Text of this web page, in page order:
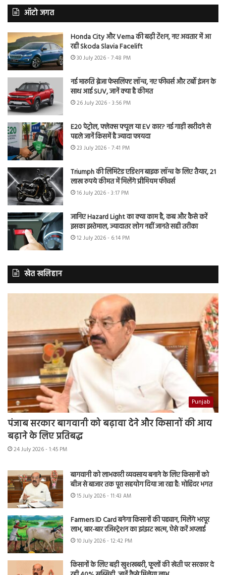
ऑटो जगत
Honda City और Verna की बढ़ी टेंशन, नए अवतार में आ
रही Skoda Slavia Facelift
30 July 2026 - 7:48 PM
नई मारुति ब्रेजा फेसलिफ्ट लॉन्च, नए फीचर्स और टर्बो इंजन के
साथ आई SUV, जानें क्या है कीमत
26 July 2026 - 3:56 PM
E20 पेट्रोल, फ्लेक्स फ्यूल या EV कार? नई गाड़ी खरीदने से
पहले जानें किसमें है ज्यादा फायदा
23 July 2026 - 7:41 PM
Triumph की लिमिटेड एडिशन बाइक लॉन्च के लिए तैयार, 21
लाख रुपये कीमत में मिलेंगे प्रीमियम फीचर्स
16 July 2026 - 3:17 PM
जानिए Hazard Light का क्या काम है, कब और कैसे करें
इसका इस्तेमाल, ज्यादातर लोग नहीं जानते सही तरीका
12 July 2026 - 6:14 PM
खेत खलिहान
Punjab
पंजाब सरकार बागवानी को बढ़ावा देने और किसानों की आय
बढ़ाने के लिए प्रतिबद्ध
24 July 2026 - 1:45 PM
बागवानी को लाभकारी व्यवसाय बनाने के लिए किसानों को
बीज से बाजार तक पूरा सहयोग दिया जा रहा है: मोहिंदर भगत
15 July 2026 - 11:43 AM
Farmers ID Card बनेगा किसानों की पहचान, मिलेंगे भरपूर
लाभ, बार-बार रजिस्ट्रेशन का झंझट खत्म, ऐसे करें अप्लाई
10 July 2026 - 12:42 PM
किसानों के लिए बड़ी खुशखबरी, फूलों की खेती पर सरकार दे